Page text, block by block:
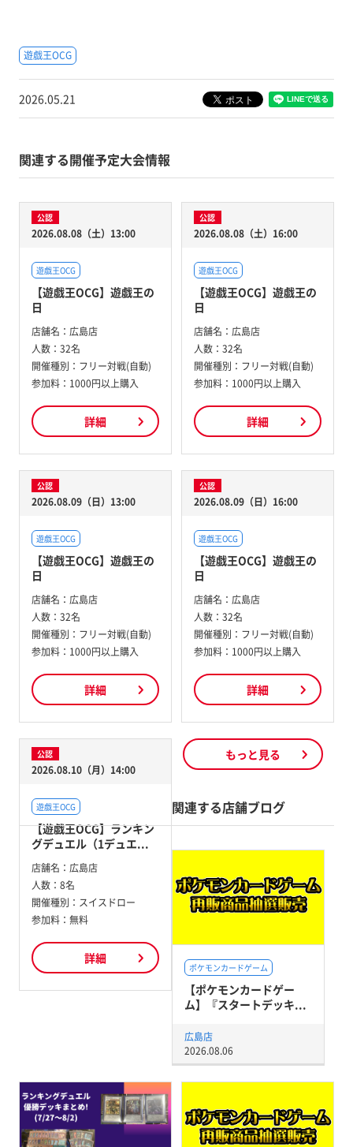
遊戯王OCG
2026.05.21
関連する開催予定大会情報
公認
2026.08.08（土）13:00
遊戯王OCG
【遊戯王OCG】遊戯王の
日
店舗名： 広島店
人数： 32名
開催種別： フリー対戦(自動)
参加料： 1000円以上購入
詳細
公認
2026.08.08（土）16:00
遊戯王OCG
【遊戯王OCG】遊戯王の
日
店舗名： 広島店
人数： 32名
開催種別： フリー対戦(自動)
参加料： 1000円以上購入
詳細
公認
2026.08.09（日）13:00
遊戯王OCG
【遊戯王OCG】遊戯王の
日
店舗名： 広島店
人数： 32名
開催種別： フリー対戦(自動)
参加料： 1000円以上購入
詳細
公認
2026.08.09（日）16:00
遊戯王OCG
【遊戯王OCG】遊戯王の
日
店舗名： 広島店
人数： 32名
開催種別： フリー対戦(自動)
参加料： 1000円以上購入
詳細
公認
2026.08.10（月）14:00
遊戯王OCG
【遊戯王OCG】ランキン
グデュエル（1デュエ...
店舗名： 広島店
人数： 8名
開催種別： スイスドロー
参加料： 無料
詳細
もっと見る
関連する店舗ブログ
ポケモンカードゲーム
【ポケモンカードゲー
ム】『スタートデッキ...
広島店
2026.08.06